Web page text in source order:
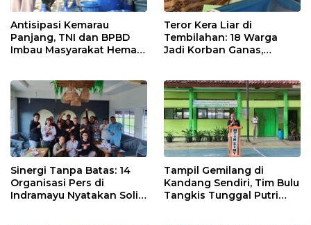
Antisipasi Kemarau
Panjang, TNI dan BPBD
Imbau Masyarakat Hemat
Teror Kera Liar di
Tembilahan: 18 Warga
Jadi Korban Ganas,
Sinergi Tanpa Batas: 14
Organisasi Pers di
Indramayu Nyatakan Solid
Tampil Gemilang di
Kandang Sendiri, Tim Bulu
Tangkis Tunggal Putri